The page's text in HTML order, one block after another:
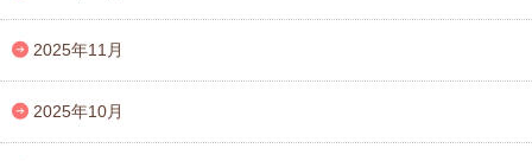
2025年11月
2025年10月